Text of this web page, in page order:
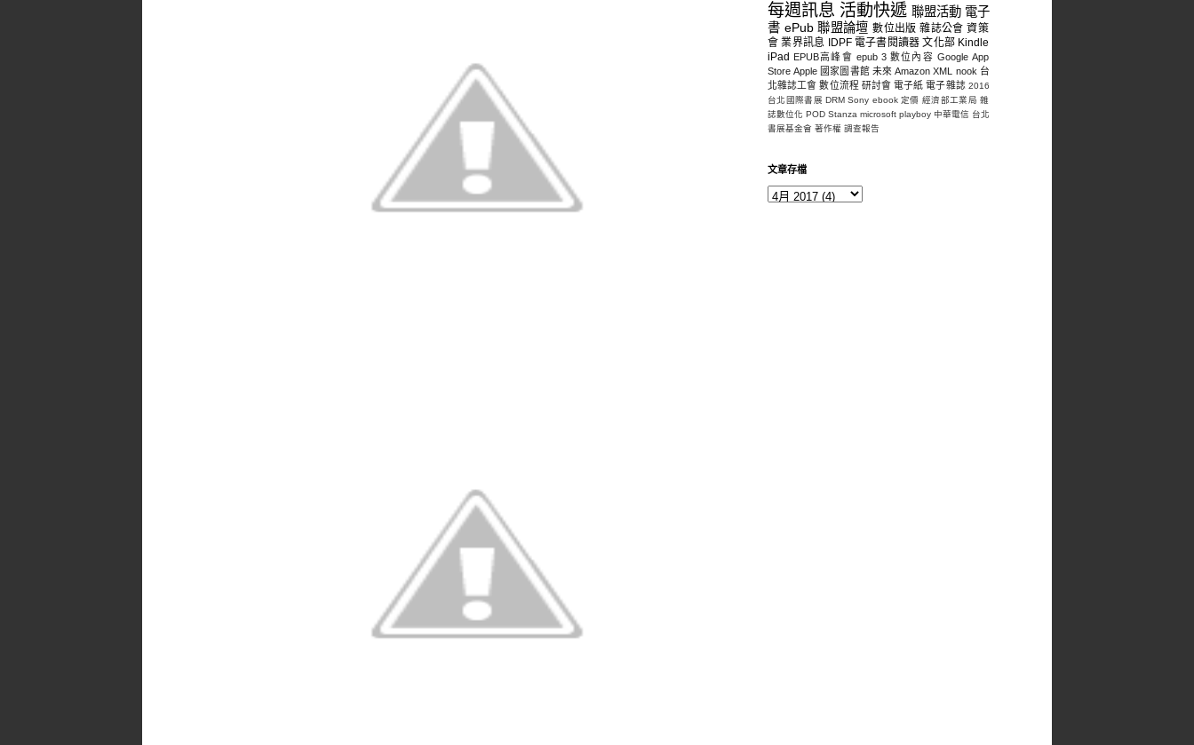
每週訊息 活動快遞 聯盟活動 電子
書 ePub 聯盟論壇 數位出版 雜誌公會 資策
會 業界訊息 IDPF 電子書閱讀器 文化部 Kindle
iPad
EPUB高峰會 epub 3 數位內容 Google App
Store Apple 國家圖書館 未來 Amazon XML nook 台
北雜誌工會 數位流程 研討會 電子紙 電子雜誌 2016
台北國際書展 DRM Sony ebook 定價 經濟部工業局 雜
誌數位化 POD Stanza microsoft playboy 中華電信 台北
書展基金會 著作權 調查報告
文章存檔